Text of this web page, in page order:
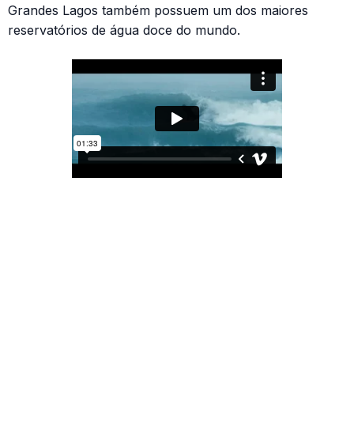
Grandes Lagos também possuem um dos maiores
reservatórios de água doce do mundo.